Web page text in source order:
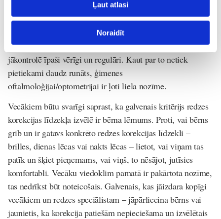
Ļaut atlasi
Noraidīt
viņiem pašiem ir brilles, tāpēc viņi izprot redzes veselības
nozīmi, uztraucas par savām atvasēm. Gribu uzsvērt –
tuvredzības attīstībā iedzimtībai ir liela nozīme, tāpēc
vecākiem ar šo acu problēmu savu bērnu redzes veselība
jākontrolē īpaši vērīgi un regulāri. Kaut par to netiek
pietiekami daudz runāts, ģimenes
oftalmoloģijai/optometrijai ir ļoti liela nozīme.
Vecākiem būtu svarīgi saprast, ka galvenais kritērijs redzes
korekcijas līdzekļa izvēlē ir bērna lēmums. Proti, vai bērns
grib un ir gatavs konkrēto redzes korekcijas līdzekli –
brilles, dienas lēcas vai nakts lēcas – lietot, vai viņam tas
patīk un šķiet pieņemams, vai viņš, to nēsājot, jutīsies
komfortabli. Vecāku viedoklim pamatā ir pakārtota nozīme,
tas nedrīkst būt noteicošais. Galvenais, kas jāizdara kopīgi
vecākiem un redzes speciālistam – jāpārliecina bērns vai
jaunietis, ka korekcija patiešām nepieciešama un izvēlētais